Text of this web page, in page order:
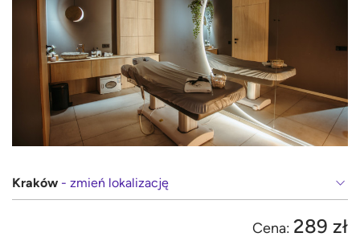
Kraków - zmień lokalizację
Cena: 289 zł